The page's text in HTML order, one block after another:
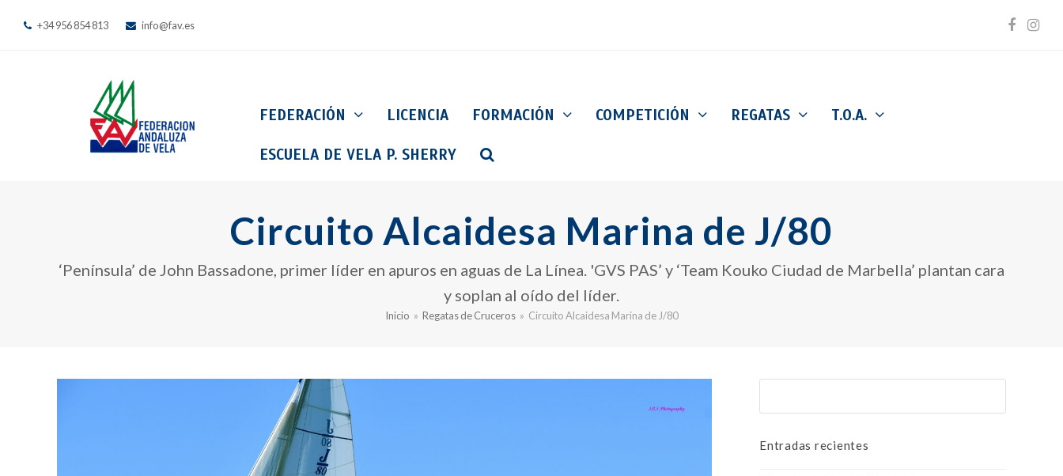
+34 956 854 813 info@fav.es
FEDERACIÓN LICENCIA FORMACIÓN COMPETICIÓN REGATAS T.O.A.
ESCUELA DE VELA P. SHERRY
Circuito Alcaidesa Marina de J/80
‘Península’ de John Bassadone, primer líder en apuros en aguas de La Línea. 'GVS PAS’ y ‘Team Kouko Ciudad de Marbella’ plantan cara
y soplan al oído del líder.
Inicio » Regatas de Cruceros » Circuito Alcaidesa Marina de J/80
Entradas recientes